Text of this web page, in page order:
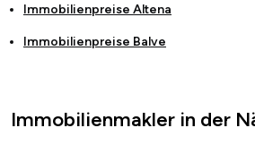
Immobilienpreise Altena
Immobilienpreise Balve
Immobilienmakler in der